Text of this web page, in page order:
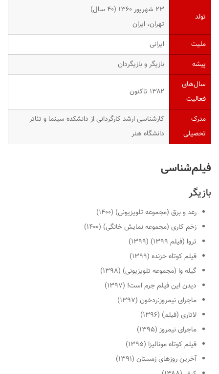
تولد
۲۳ شهریور ۱۳۶۰ ‏(۴۰ سال)
تهران، ایران
ملیت
ایرانی
پیشه
بازیگر و بازیگردان
سال‌های
فعالیت
۱۳۸۲ تاکنون
مدرک
تحصیلی
کارشناسی ارشد کارگردانی از دانشکده سینما و تئاتر
دانشگاه هنر
فیلم‌شناسی
بازیگر
رعد و برق (مجموعه تلویزیونی) (۱۴۰۰)
زخم کاری (مجموعه نمایش خانگی) (۱۴۰۰)
تروا (فیلم ۱۳۹۹) (۱۳۹۹)
فیلم کوتاه خزنده (۱۳۹۹)
گیله وا (مجموعه تلویزیونی) (۱۳۹۸)
دیدن این فیلم جرم است! (۱۳۹۷)
ماجرای نیمروز:ردخون (۱۳۹۷)
لاتاری (فیلم) (۱۳۹۶)
ماجرای نیمروز (۱۳۹۵)
فیلم کوتاه مونالیزا (۱۳۹۵)
آخرین روزهای زمستان (۱۳۹۱)